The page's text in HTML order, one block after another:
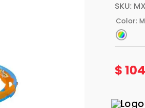
SKU:
Color:
$